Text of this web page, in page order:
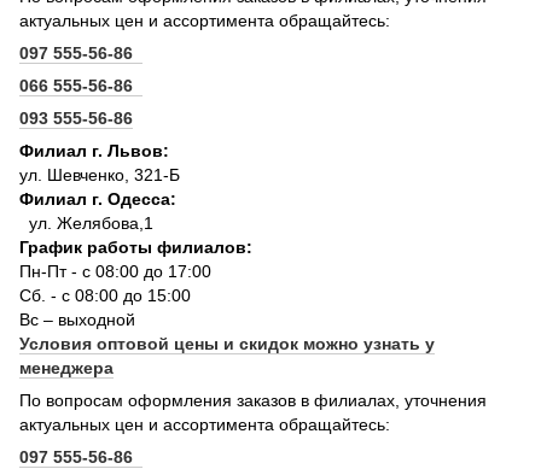
актуальных цен и ассортимента обращайтесь:
097 555-56-86
066 555-56-86
093 555-56-86
Филиал г. Львов:
ул. Шевченко, 321-Б
Филиал г. Одесса:
ул. Желябова,1
График работы филиалов:
Пн-Пт - с 08:00 до 17:00
Сб. - с 08:00 до 15:00
Вс – выходной
Условия оптовой цены и скидок можно узнать у
менеджера
По вопросам оформления заказов в филиалах, уточнения
актуальных цен и ассортимента обращайтесь:
097 555-56-86